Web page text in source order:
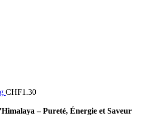
CHF1.30
– Pureté, Énergie et Saveur